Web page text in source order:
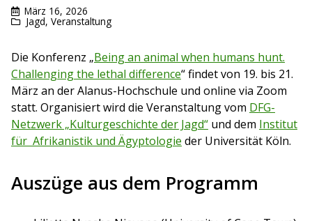
März 16, 2026
Jagd, Veranstaltung
Die Konferenz „Being an animal when humans hunt.
Challenging the lethal difference“ findet von 19. bis 21.
März an der Alanus-Hochschule und online via Zoom
statt. Organisiert wird die Veranstaltung vom DFG-
Netzwerk „Kulturgeschichte der Jagd“ und dem Institut
für Afrikanistik und Ägyptologie der Universität Köln.
Auszüge aus dem Programm